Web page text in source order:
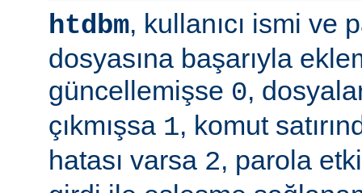
htdbm, kullanıcı ismi ve
dosyasına başarıyla
güncellemişse 0,
çıkmışsa 1, komut
hatası varsa 2, parola